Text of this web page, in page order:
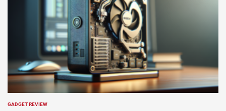
POSTED
GADGET REVIEW